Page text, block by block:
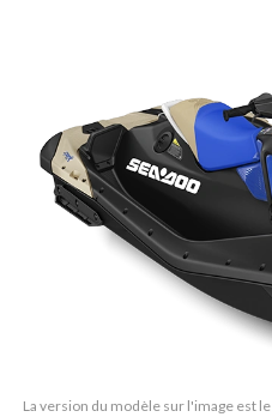
La version du modèle sur l'image est